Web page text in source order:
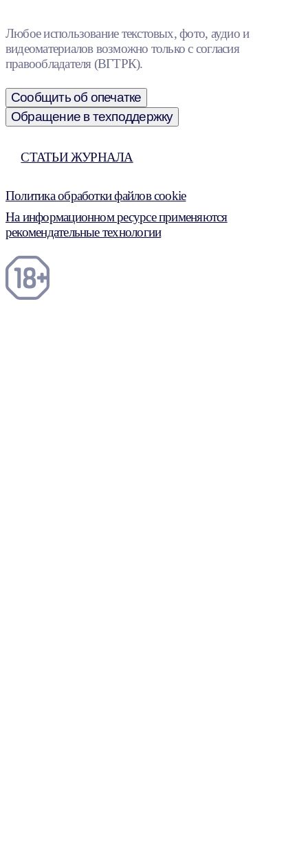
Любое использование текстовых, фото, аудио и
видеоматериалов возможно только с согласия
правообладателя (ВГТРК).
Сообщить об опечатке
Обращение в техподдержку
СТАТЬИ ЖУРНАЛА
Политика обработки файлов cookie
На информационном ресурсе применяются
рекомендательные технологии